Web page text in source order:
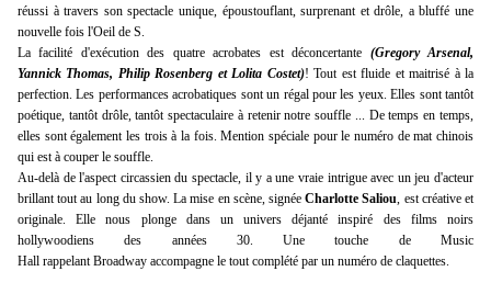
réussi à travers son spectacle unique, époustouflant, surprenant et drôle, a bluffé une
nouvelle fois l'Oeil de S.
La facilité d'exécution des quatre acrobates est déconcertante (Gregory Arsenal,
Yannick Thomas, Philip Rosenberg et Lolita Costet)! Tout est fluide et maitrisé à la
perfection. Les performances acrobatiques sont un régal pour les yeux. Elles sont tantôt
poétique, tantôt drôle, tantôt spectaculaire à retenir notre souffle ... De temps en temps,
elles sont également les trois à la fois. Mention spéciale pour le numéro de mat chinois
qui est à couper le souffle.
Au-delà de l'aspect circassien du spectacle, il y a une vraie intrigue avec un jeu d'acteur
brillant tout au long du show. La mise en scène, signéeCharlotte Saliou, est créative et
originale. Elle nous plonge dans un univers déjanté inspiré des films noirs
hollywoodiens des années 30. Une touche de Music
Hall rappelant Broadway accompagne le tout complété par un numéro de claquettes.